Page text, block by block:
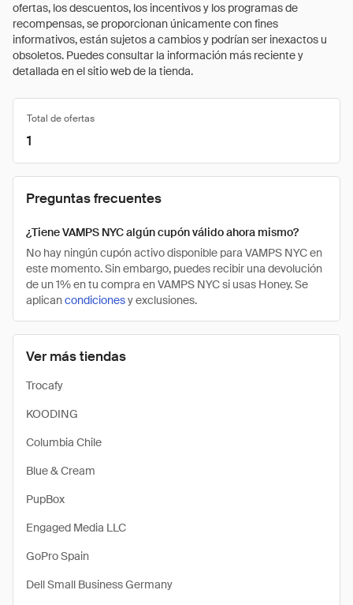
ofertas, los descuentos, los incentivos y los programas de
recompensas, se proporcionan únicamente con fines
informativos, están sujetos a cambios y podrían ser inexactos u
obsoletos. Puedes consultar la información más reciente y
detallada en el sitio web de la tienda.
Ver más tiendas
Trocafy
KOODING
Columbia Chile
Blue & Cream
PupBox
Engaged Media LLC
GoPro Spain
Dell Small Business Germany
Total de ofertas
1
Preguntas frecuentes
¿Tiene VAMPS NYC algún cupón válido ahora mismo?
No hay ningún cupón activo disponible para VAMPS NYC en
este momento. Sin embargo, puedes recibir una devolución
de un 1% en tu compra en VAMPS NYC si usas Honey. Se
aplicancondicionesy exclusiones.